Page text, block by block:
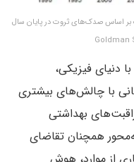
بر اساس صدک‌های ثروت در پایان سال
دنیای فیزیکی،
با چالش‌های بیشتری
بهداشتی
همچنان تقاضای